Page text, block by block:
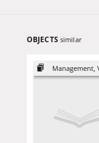
OBJECTS similar
Management, Vol.